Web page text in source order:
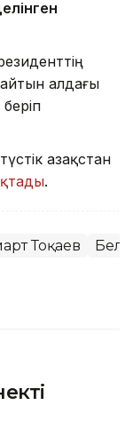
алдағы
Қазақстан
.
Тоқаев